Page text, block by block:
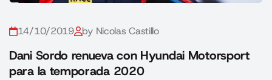
14/10/2019 by Nicolas Castillo
Dani Sordo renueva con Hyundai Motorsport
para la temporada 2020